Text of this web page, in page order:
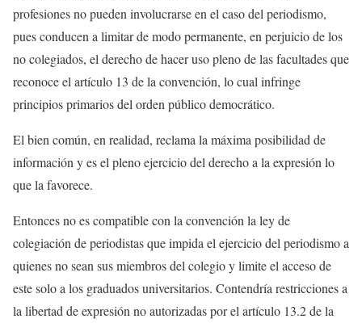
profesiones no pueden involucrarse en el caso del periodismo,
pues conducen a limitar de modo permanente, en perjuicio de los
no colegiados, el derecho de hacer uso pleno de las facultades que
reconoce el artículo 13 de la convención, lo cual infringe
principios primarios del orden público democrático.
El bien común, en realidad, reclama la máxima posibilidad de
información y es el pleno ejercicio del derecho a la expresión lo
que la favorece.
Entonces no es compatible con la convención la ley de
colegiación de periodistas que impida el ejercicio del periodismo a
quienes no sean sus miembros del colegio y limite el acceso de
este solo a los graduados universitarios. Contendría restricciones a
la libertad de expresión no autorizadas por el artículo 13.2 de la